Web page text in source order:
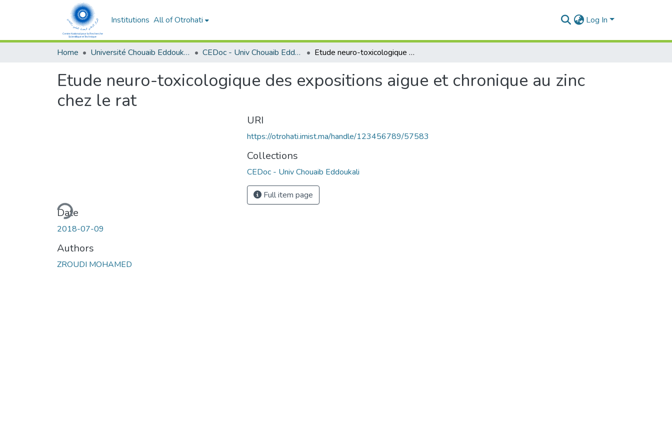
Institutions All of Otrohati Log In
Home Université Chouaib Eddoukali - El Jadida CEDoc - Univ Chouaib Eddoukali Etude neuro-toxicologique des expositions aigue et chronique au zinc chez le rat
Etude neuro-toxicologique des expositions aigue et chronique au zinc
chez le rat
Loading...
Date
2018-07-09
Authors
ZROUDI MOHAMED
URI
https://otrohati.imist.ma/handle/123456789/57583
Collections
CEDoc - Univ Chouaib Eddoukali
Full item page